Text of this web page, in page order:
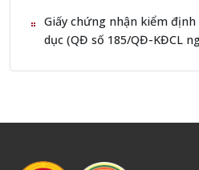
Giấy chứng nhận kiểm
dục (QĐ số 185/QĐ-KĐCL